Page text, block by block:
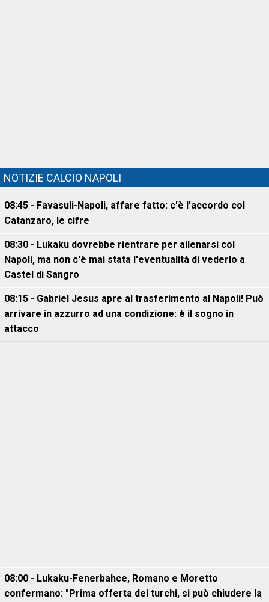
NOTIZIE CALCIO NAPOLI
08:45 - Favasuli-Napoli, affare fatto: c'è l'accordo col
Catanzaro, le cifre
08:30 - Lukaku dovrebbe rientrare per allenarsi col
Napoli, ma non c'è mai stata l'eventualità di vederlo a
Castel di Sangro
08:15 - Gabriel Jesus apre al trasferimento al Napoli! Può
arrivare in azzurro ad una condizione: è il sogno in
attacco
08:00 - Lukaku-Fenerbahce, Romano e Moretto
confermano: "Prima offerta dei turchi, si può chiudere la